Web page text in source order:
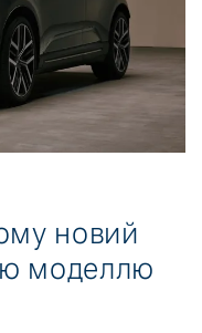
новий
моделлю